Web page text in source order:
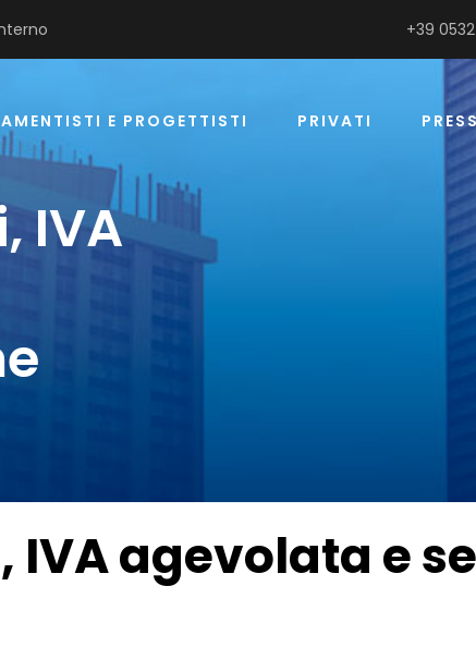
+39
E PROGETTISTI PRIVATI
IVA
IVA agevolata e